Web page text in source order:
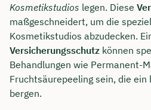
Kosmetikstudios legen. Diese
maßgeschneidert, um die
Kosmetikstudios abzudecken.
Versicherungsschutz können
Behandlungen wie Permanent-
Fruchtsäurepeeling sein, die
bergen.